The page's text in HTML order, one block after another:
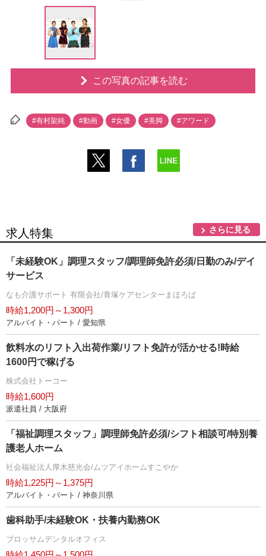
この写真の記事を読む
#有村架純 #動画 #女優 #美脚 #アワード
求人特集 さらに見る
「未経験OK」調理スタッフ/調理師免許必須/日勤のみ/デイ
サービス
なも介護サポート 有限会社/青塚ケアセンターまほろば
時給1,200円～1,300円
アルバイト・パート / 愛知県
飲料水のリフト入出荷作業/リフト免許が活かせる!時給
1600円で稼げる
株式会社トーコー
時給1,600円
派遣社員 / 大阪府
「福祉調理スタッフ」調理師免許必須/シフト相談可/特別養
護老人ホーム
社会福祉法人厚木慈光会/ムツアイホームすこやか
時給1,225円～1,375円
アルバイト・パート / 神奈川県
歯科助手/未経験OK・扶養内勤務OK
ブロッサムデンタルオフィス